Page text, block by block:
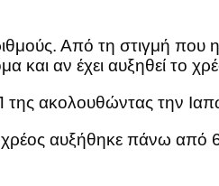
Από τη στιγμή που
και αν έχει αυξηθεί το
ακολουθώντας την
χρέος αυξήθηκε πάνω από